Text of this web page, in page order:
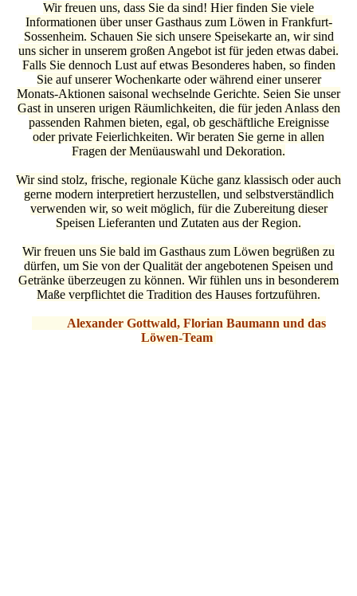
Wir freuen uns, dass Sie da sind! Hier finden Sie viele
Informationen über unser Gasthaus zum Löwen in Frankfurt-
Sossenheim. Schauen Sie sich unsere Speisekarte an, wirsind
uns sicher in unserem großen Angebot ist für jeden etwas dabei.
Falls Sie dennoch Lust auf etwas Besonderes haben, so finden
Sie auf unserer Wochenkarte oder während einer unserer
Monats-Aktionen saisonal wechselnde Gerichte. Seien Sie unser
Gast in unseren urigen Räumlichkeiten, die für jeden Anlass den
passenden Rahmen bieten, egal, ob geschäftliche Ereignisse
oder private Feierlichkeiten. Wir beraten Sie gerne in allen
Fragen der Menüauswahl und Dekoration.
Wir sind stolz, frische, regionale Küche ganz klassisch oder auch
gerne modern interpretiert herzustellen, und selbstverständlich
verwenden wir, so weit möglich, für die Zubereitung dieser
Speisen Lieferanten und Zutaten aus der Region.
Wir freuen uns Sie bald im Gasthaus zum Löwen begrüßen zu
dürfen, um Sie von der Qualität der angebotenen Speisen und
Getränke überzeugen zu können. Wir fühlen uns in besonderem
Maße verpflichtet die Tradition des Hauses fortzuführen.
Alexander Gottwald, Florian Baumann und das
Löwen-Team